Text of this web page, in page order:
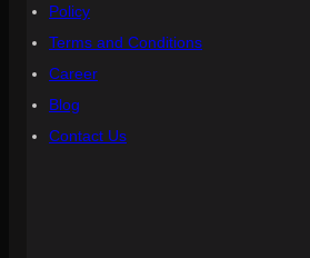
Policy
Terms and Conditions
Career
Blog
Contact Us